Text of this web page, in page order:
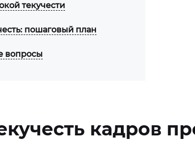
текучести
пошаговый план
вопросы
кадров